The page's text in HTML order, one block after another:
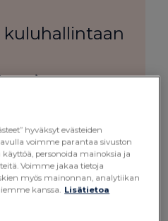
kuluhallintaan
hyväksyt evästeiden
voimme parantaa sivuston
personoida mainoksia ja
Voimme jakaa tietoja
myös mainonnan, analytiikan
kanssa. Lisätietoa